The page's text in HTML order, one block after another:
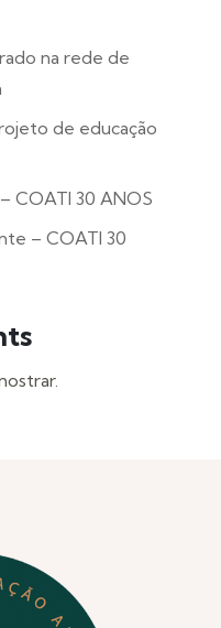
na rede de
de educação
COATI 30 ANOS
– COATI 30